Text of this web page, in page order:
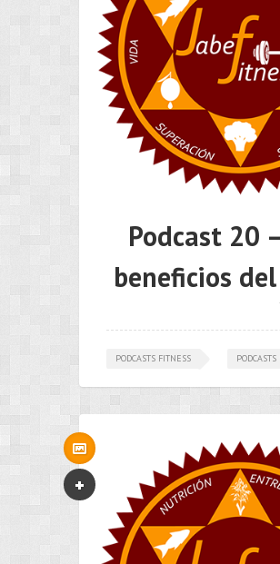
Podcast 20
beneficios
PODCASTS FITNESS PODCASTS